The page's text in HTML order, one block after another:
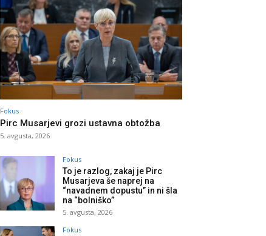
Fokus
Pirc Musarjevi grozi ustavna obtožba
5. avgusta, 2026
Fokus
To je razlog, zakaj je Pirc
Musarjeva še naprej na
“navadnem dopustu” in ni šla
na “bolniško”
5. avgusta, 2026
Fokus